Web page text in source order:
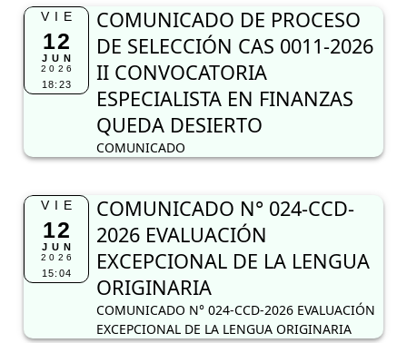
VIE
12
JUN
2026
18:23
COMUNICADO DE PROCESO
DE SELECCIÓN CAS 0011-2026
II CONVOCATORIA
ESPECIALISTA EN FINANZAS
QUEDA DESIERTO
COMUNICADO
VIE
12
JUN
2026
15:04
COMUNICADO N° 024-CCD-
2026 EVALUACIÓN
EXCEPCIONAL DE LA LENGUA
ORIGINARIA
COMUNICADO N° 024-CCD-2026 EVALUACIÓN
EXCEPCIONAL DE LA LENGUA ORIGINARIA